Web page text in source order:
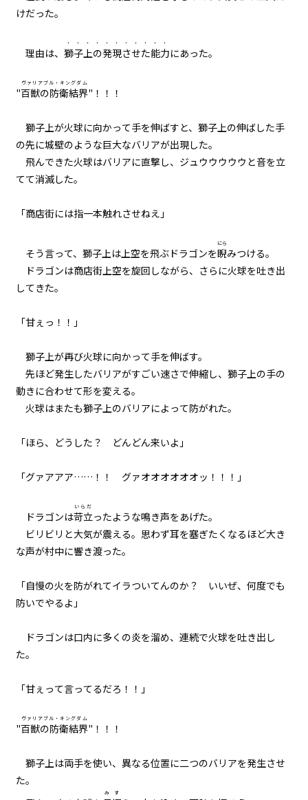
014
７月３１日：『石』
016
017
018
戎橋路暖
020
野外調査
021
異聞：村の高校生
023
異聞：黒猫の名前
異聞：小さなお友達の処遇
028
けだった。
理由は、 獅子上の
・・・・
発現させた
・・・・・
能力
・・
にあった。
"百獣の防衛結界
ヴァリアブル・キングダム
"！！！
獅子上が火球に向かって手を伸ばすと、獅子上の伸ばした手
の先に城壁のような巨大なバリアが出現した。
飛んできた火球はバリアに直撃し、ジュウウウウウと音を立
てて消滅した。
「商店街には指一本触れさせねえ」
そう言って、獅子上は上空を飛ぶドラゴンを睨
にら
みつける。
ドラゴンは商店街上空を旋回しながら、さらに火球を吐き出
してきた。
「甘ぇっ！！」
獅子上が再び火球に向かって手を伸ばす。
先ほど発生したバリアがすごい速さで伸縮し、獅子上の手の
動きに合わせて形を変える。
火球はまたも獅子上のバリアによって防がれた。
「ほら、どうした？ どんどん来いよ」
「グァアアア……！！ グァオオオオオオッ！！！」
ドラゴンは苛立
いらだ
ったような鳴き声をあげた。
ビリビリと大気が震える。思わず耳を塞ぎたくなるほど大き
な声が村中に響き渡った。
「自慢の火を防がれてイラついてんのか？ いいぜ、何度でも
防いでやるよ」
ドラゴンは口内に多くの炎を溜め、連続で火球を吐き出し
た。
「甘ぇって言ってるだろ！！」
"百獣の防衛結界
ヴァリアブル・キングダム
"！！！
獅子上は両手を使い、異なる位置に二つのバリアを発生させ
た。
みす